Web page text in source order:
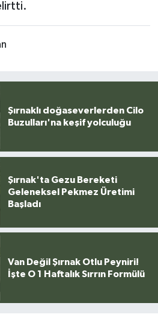
Şırnaklı doğaseverlerden Cilo
Buzulları'na keşif yolculuğu
Şırnak'ta Gezu Bereketi
Geleneksel Pekmez Üretimi
Başladı
Van Değil Şırnak Otlu Peyniri!
İşte O 1 Haftalık Sırrın Formülü